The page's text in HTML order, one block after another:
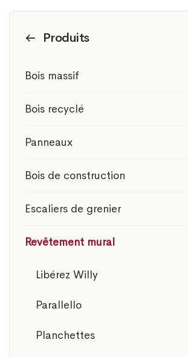
Produits
Bois massif
Bois recyclé
Panneaux
Bois de construction
Escaliers de grenier
Revêtement mural
Libérez Willy
Parallello
Planchettes